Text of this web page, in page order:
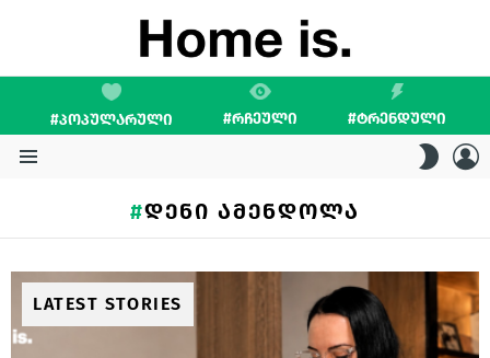
#ᲞᲝᲞᲣᲚᲐᲠᲣᲚᲘ #ᲠᲩᲔᲣᲚᲘ #ᲢᲠᲔᲜᲓᲣᲚᲘ
SKIN
ᲓᲔᲜᲘ ᲐᲛᲔᲜᲓᲝᲚᲐ
LATEST STORIES